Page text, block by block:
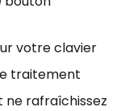
votre clavier
traitement
ne rafraîchissez